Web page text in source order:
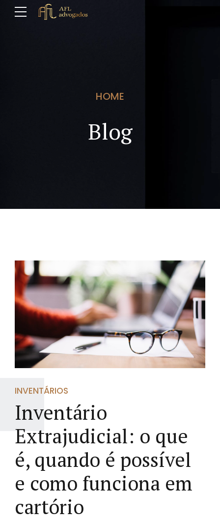
HOME
Blog
INVENTÁRIOS
Inventário
Extrajudicial: o que
é, quando é possível
e como funciona em
cartório